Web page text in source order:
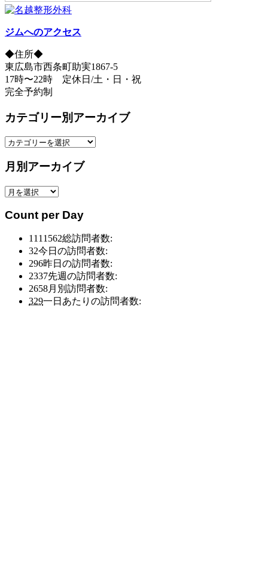
ジムへのアクセス
◆住所◆
東広島市西条町助実1867-5
17時〜22時 定休日/土・日・祝
完全予約制
カテゴリー別アーカイブ
カ
ゴ
ー
ア
月別アーカイブ
月
ア
Count per Day
1111562総訪問者数:
32今日の訪問者数:
296昨日の訪問者数:
2337先週の訪問者数:
2658月別訪問者数:
329一日あたりの訪問者数: